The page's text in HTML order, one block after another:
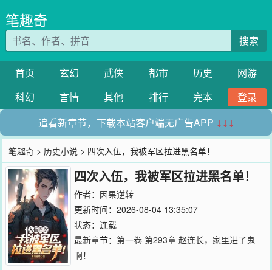
笔趣奇
搜索
首页 玄幻 武侠 都市 历史
网游
科幻
言情 其他 排行 完本
登录
追看新章节，下载本站客户端无广告APP ↓↓↓
笔趣奇 > 历史小说 > 四次入伍，我被军区拉进黑名单！
四次入伍，我被军区拉进黑名单！
作者： 因果逆转
更新时间：2026-08-04 13:35:07
状态：连载
最新章节： 第一卷 第293章 赵连长，家里进了鬼
啊！